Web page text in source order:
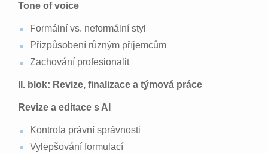
Tone of voice
Formální vs. neformální styl
Přizpůsobení různým příjemcům
Zachování profesionalit
II. blok: Revize, finalizace a týmová práce
Revize a editace s AI
Kontrola právní správnosti
Vylepšování formulací